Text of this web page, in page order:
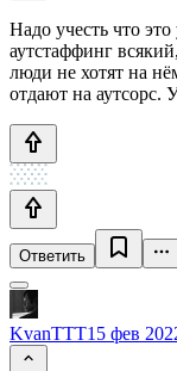
Надо учесть что
аутстаффинг
люди не хотят на
отдают на аутсорс.
Ответить
KvanTTT15 фев